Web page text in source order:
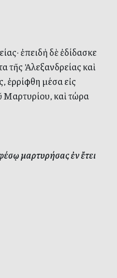
ἐπειδὴ δὲ ἐδίδασκε
τῆς Ἀλεξανδρείας καὶ
ἐρρίφθη μέσα εἰς
Μαρτυρίου, καὶ τώρα
μαρτυρήσας ἐν ἔτει